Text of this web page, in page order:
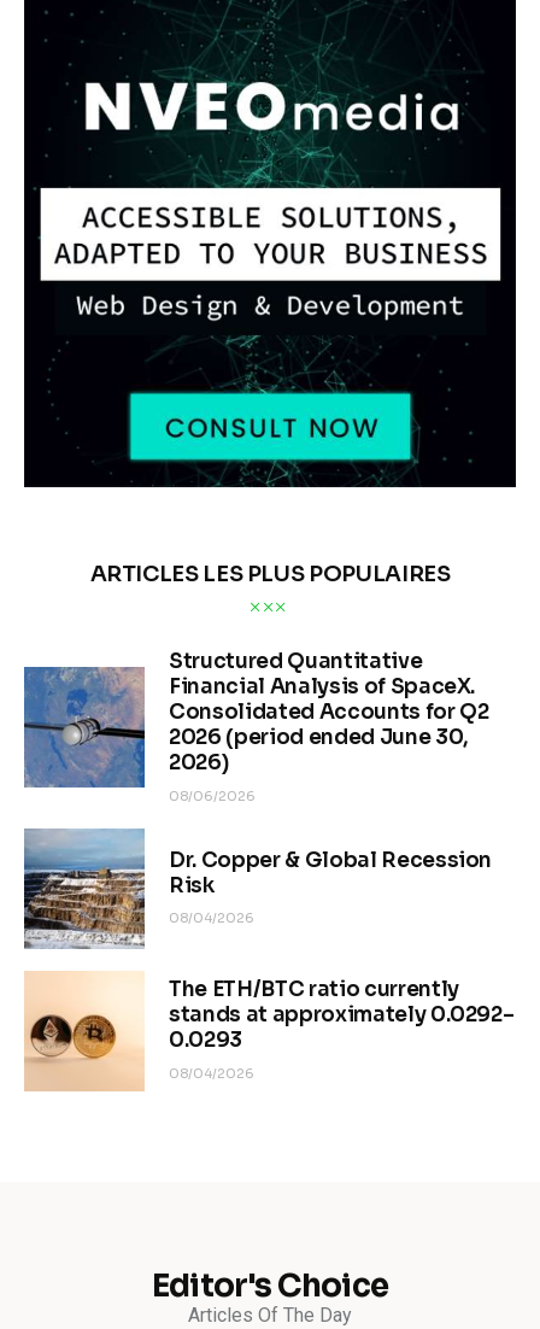
ARTICLES LES PLUS POPULAIRES
Structured Quantitative
Financial Analysis of SpaceX.
Consolidated Accounts for Q2
2026 (period ended June 30,
2026)
08/06/2026
Dr. Copper & Global Recession
Risk
08/04/2026
The ETH/BTC ratio currently
stands at approximately 0.0292–
0.0293
08/04/2026
Editor's Choice
Articles Of The Day